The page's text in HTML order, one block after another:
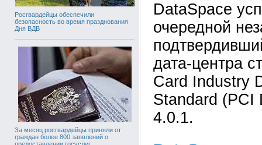
Росгвардейцы обеспечили
безопасность во время празднования
Дня ВДВ
За месяц росгвардейцы приняли от
граждан более 800 заявлений о
DataSpace
очередной
дата-центра
Card Industry
Standard (PCI
4.0.1.